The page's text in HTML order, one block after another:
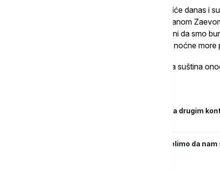
Predsednik Srbije Aleksandar Vučić boraviće danas i
Severne Makedonije, Edijem Ramom i Zoranom
zajedničkoj izjavi naglasili "često optuživani da smo
možemo dozvoliti da se naš region vrati u noćne
Čadež je dodao da je ta izjava trojice lidera suština
Šljivovicom iz Šumadije nazdravljaju i na drugim
Čadež o inicijativi "Otvoreni Balkan": Želimo da